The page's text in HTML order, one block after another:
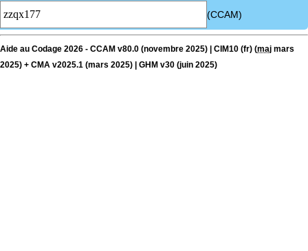
(CCAM)
Aide au Codage 2026 - CCAM v80.0 (novembre 2025) | CIM10 (fr) (maj mars
2025) + CMA v2025.1 (mars 2025) | GHM v30 (juin 2025)